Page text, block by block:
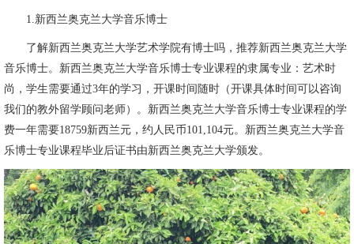
1.新西兰奥克兰大学音乐博士
了解新西兰奥克兰大学艺术学院有博士吗，推荐新西兰奥克兰大学
音乐博士。新西兰奥克兰大学音乐博士专业课程的隶属专业：艺术时
尚，学生需要通过3年的学习，开课时间随时（开课具体时间可以咨询
我们的教外留学顾问老师）。新西兰奥克兰大学音乐博士专业课程的学
费一年需要18759新西兰元，约人民币101,104元。新西兰奥克兰大学音
乐博士专业课程毕业后证书由新西兰奥克兰大学颁发。